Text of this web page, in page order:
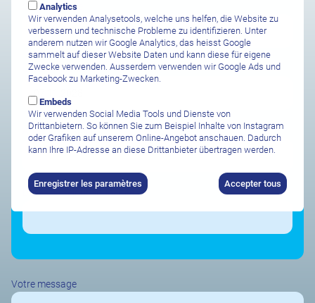
Safari Abreise
Safari Ankunft
Anzahl Personen
Durée de séjour souhaitée
Votre message
Analytics
Wir verwenden Analysetools, welche uns helfen, die Website zu
verbessern und technische Probleme zu identifizieren. Unter
anderem nutzen wir Google Analytics, das heisst Google
sammelt auf dieser Website Daten und kann diese für eigene
Zwecke verwenden. Ausserdem verwenden wir Google Ads und
Facebook zu Marketing-Zwecken.
Embeds
Wir verwenden Social Media Tools und Dienste von
Drittanbietern. So können Sie zum Beispiel Inhalte von Instagram
oder Grafiken auf unserem Online-Angebot anschauen. Dadurch
kann Ihre IP-Adresse an diese Drittanbieter übertragen werden.
Enregistrer les paramètres Accepter tous